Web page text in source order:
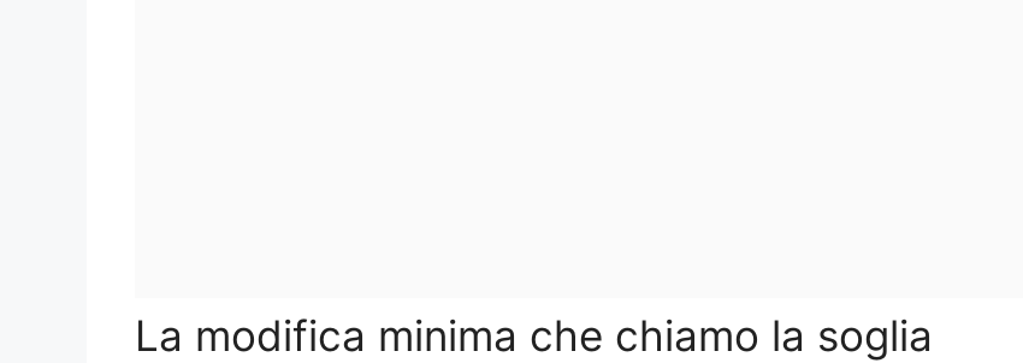
La modifica minima che chiamo la soglia